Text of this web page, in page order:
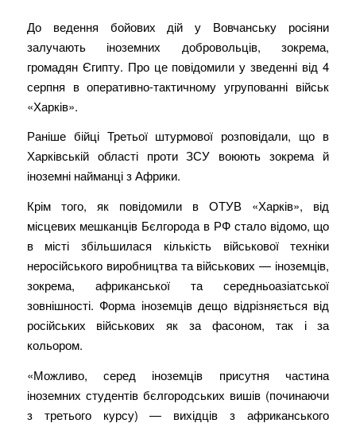
До ведення бойових дій у Вовчанську росіяни
залучають іноземних добровольців, зокрема,
громадян Єгипту. Про це повідомили у зведенні від 4
серпня в оперативно-тактичному угрупованні військ
«Харків».
Раніше бійці Третьої штурмової розповідали, що в
Харківській області проти ЗСУ воюють зокрема й
іноземні найманці з Африки.
Крім того, як повідомили в ОТУВ «Харків», від
місцевих мешканців Бєлгорода в РФ стало відомо, що
в місті збільшилася кількість військової техніки
неросійського виробництва та військових — іноземців,
зокрема, африканської та середньоазіатської
зовнішності. Форма іноземців дещо відрізняється від
російських військових як за фасоном, так і за
кольором.
«Можливо, серед іноземців присутня частина
іноземних студентів бєлгородських вишів (починаючи
з третього курсу) — вихідців з африканського